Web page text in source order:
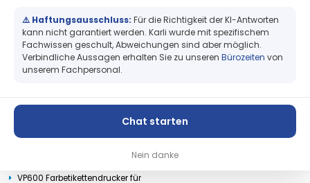
PRODUKTE
Weitere Produkte von VIPCOLOR:
Tintenstrahl Farbetikettendrucker
VP500 Farbetikettendrucker
VP550 Farbetikettendrucker für
Einsteiger mit hoher Wasser
VP600 Farbetikettendrucker für
ZUBEHÖR
VP750 Tintenpatrone Schwarz
VP750 Tintenpatrone Magenta
VP750 größerer Abwickler
⚠️ Haftungsausschluss: Für die Richtigkeit der KI-Antworten
kann nicht garantiert werden. Karli wurde mit spezifischem
Fachwissen geschult, Abweichungen sind aber möglich.
Verbindliche Aussagen erhalten Sie zu unseren Bürozeiten von
unserem Fachpersonal.
Chat starten
Nein danke